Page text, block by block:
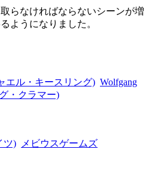
らなければならないシーンが増
ようになりました。
エル・キースリング) Wolfgang
・クラマー)
ツ)
メビウスゲームズ